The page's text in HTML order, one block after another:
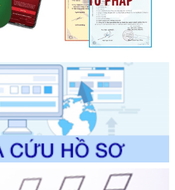
QĐ-UBND
bố Danh mục thủ tục hành chính
và phê duyệt Quy trình nội bộ, quy
thủ tục hành chính trong lĩnh vực Du
chức năng quản lý của Sở Văn hóa, Thể
06/2026
QĐ-UBND
bố Danh mục thủ tục hành chính sửa
duyệt Quy trình nội bộ, quy trình điện tử
hành chính lĩnh vực biến đổi khí hậu
quyết của Sở Nông nghiệp và Môi
06/2026